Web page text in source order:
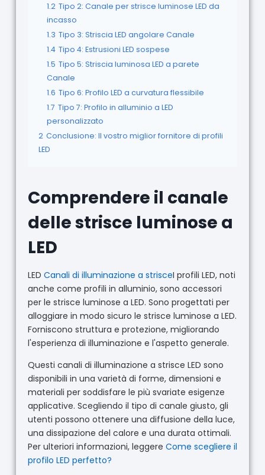
1.2 Tipo 2: Canale per strisce luminose LED da
incasso
1.3 Tipo 3: Striscia LED angolare Canale
1.4 Tipo 4: Estrusioni LED sospese
1.5 Tipo 5: Striscia luminosa LED a parete
Canale
1.6 Tipo 6: Profilo LED a curvatura flessibile
1.7 Tipo 7: Profilo in alluminio a LED
personalizzato
2 Conclusione: Il vostro miglior fornitore di profili
LED
Comprendere il canale
delle strisce luminose a
LED
LED Canali di illuminazione a strisceI profili LED, noti
anche come profili in alluminio, sono accessori
per le strisce luminose a LED. Sono progettati per
alloggiare in modo sicuro le strisce luminose a LED.
Forniscono struttura e protezione, migliorando
l'esperienza di illuminazione e l'aspetto generale.
Questi canali di illuminazione a strisce LED sono
disponibili in una varietà di forme, dimensioni e
materiali per soddisfare le più svariate esigenze
applicative. Scegliendo il tipo di canale giusto, gli
utenti possono ottenere una diffusione della luce,
una dissipazione del calore e una durata ottimali.
Per ulteriori informazioni, leggere Come scegliere il
profilo LED perfetto?